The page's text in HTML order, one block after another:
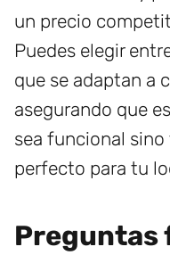
un precio
Puedes elegir
que se adaptan a
asegurando que
sea funcional
perfecto para tu
Preguntas